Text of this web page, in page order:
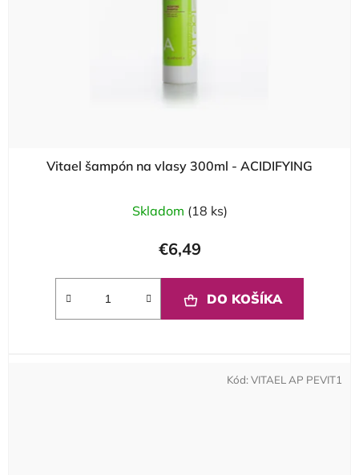
Vitael šampón na vlasy 300ml - ACIDIFYING
Skladom (18 ks)
€6,49
DO KOŠÍKA
Kód:VITAEL AP PEVIT1